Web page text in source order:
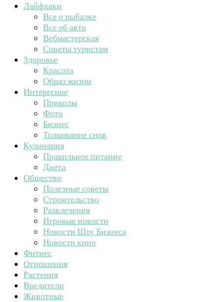
Лайфхаки
Все о рыбалке
Все об авто
Вебмастерская
Советы туристам
Здоровье
Красота
Образ жизни
Интересное
Приколы
Фото
Бизнес
Толкование снов
Кулинария
Правильное питание
Диета
Общество
Полезные советы
Строительство
Развлечения
Игровые новости
Новости Шоу Бизнеса
Новости кино
Фитнес
Отношения
Растения
Вредители
Животные